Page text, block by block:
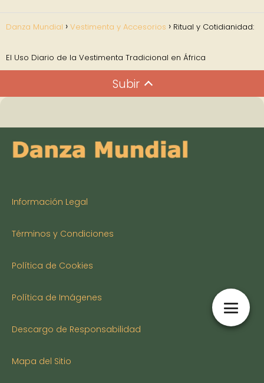
Danza Mundial Vestimenta y Accesorios Ritual y Cotidianidad:
El Uso Diario de la Vestimenta Tradicional en África
Subir
Información Legal
Términos y Condiciones
Política de Cookies
Política de Imágenes
Descargo de Responsabilidad
Mapa del Sitio